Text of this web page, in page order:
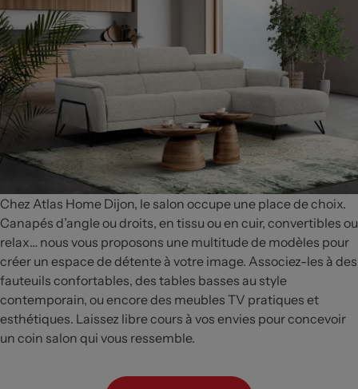
Chez Atlas Home Dijon, le salon occupe une place de choix.
Canapés d’angle ou droits, en tissu ou en cuir, convertibles ou
relax… nous vous proposons une multitude de modèles pour
créer un espace de détente à votre image. Associez-les à des
fauteuils confortables, des tables basses au style
contemporain, ou encore des meubles TV pratiques et
esthétiques. Laissez libre cours à vos envies pour concevoir
un coin salon qui vous ressemble.